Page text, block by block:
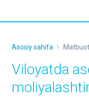
Asosiy sahifa
Viloyatda